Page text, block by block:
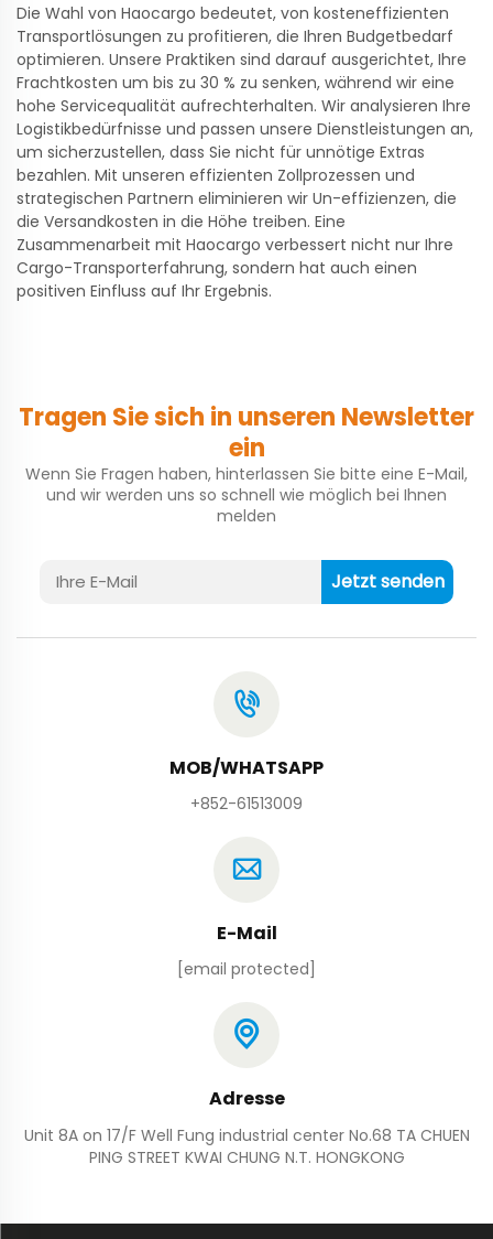
Die Wahl von Haocargo bedeutet, von kosteneffizienten
Transportlösungen zu profitieren, die Ihren Budgetbedarf
optimieren. Unsere Praktiken sind darauf ausgerichtet, Ihre
Frachtkosten um bis zu 30 % zu senken, während wir eine
hohe Servicequalität aufrechterhalten. Wir analysieren Ihre
Logistikbedürfnisse und passen unsere Dienstleistungen an,
um sicherzustellen, dass Sie nicht für unnötige Extras
bezahlen. Mit unseren effizienten Zollprozessen und
strategischen Partnern eliminieren wir Un-effizienzen, die
die Versandkosten in die Höhe treiben. Eine
Zusammenarbeit mit Haocargo verbessert nicht nur Ihre
Cargo-Transporterfahrung, sondern hat auch einen
positiven Einfluss auf Ihr Ergebnis.
Tragen Sie sich in unseren Newsletter
ein
Wenn Sie Fragen haben, hinterlassen Sie bitte eine E-Mail,
und wir werden uns so schnell wie möglich bei Ihnen
melden
Jetzt senden
MOB/WHATSAPP
+852-61513009
E-Mail
[email protected]
Adresse
Unit 8A on 17/F Well Fung industrial center No.68 TA CHUEN
PING STREET KWAI CHUNG N.T. HONGKONG